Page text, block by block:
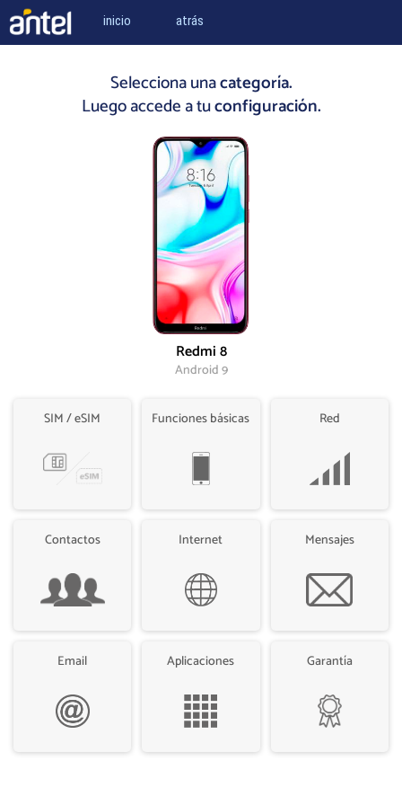
inicio atrás
Selecciona unacategoría.
Luego accede a tuconfiguración.
Redmi 8
Android 9
SIM / eSIM Funciones básicas Red
Contactos Internet Mensajes
Email Aplicaciones Garantía